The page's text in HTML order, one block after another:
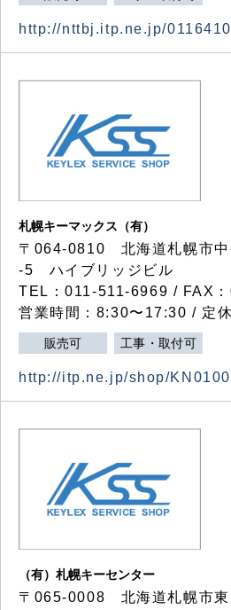
http://nttbj.itp.ne.jp/
札幌キーマックス（有）
〒064-0810 北海道札幌市中
-5 ハイブリッジビル
TEL：011-511-6969 / FAX
営業時間：8:30〜17:30 / 定
販売可 工事・取付可
http://itp.ne.jp/shop/
（有）札幌キーセンター
〒065-0008 北海道札幌市東